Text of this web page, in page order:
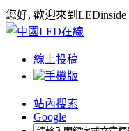
您好, 歡迎來到LEDinside
線上投稿
手機版
站內搜索
Google